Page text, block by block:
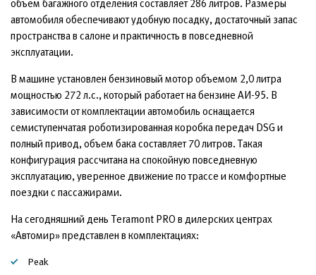
объем багажного отделения составляет 286 литров. Размеры
автомобиля обеспечивают удобную посадку, достаточный запас
пространства в салоне и практичность в повседневной
эксплуатации.
В машине установлен бензиновый мотор объемом 2,0 литра
мощностью 272 л.с., который работает на бензине АИ-95. В
зависимости от комплектации автомобиль оснащается
семиступенчатая роботизированная коробка передач DSG и
полный привод, объем бака составляет 70 литров. Такая
конфигурация рассчитана на спокойную повседневную
эксплуатацию, уверенное движение по трассе и комфортные
поездки с пассажирами.
На сегодняшний день Teramont PRO в дилерских центрах
«Автомир» представлен в комплектациях:
Peak